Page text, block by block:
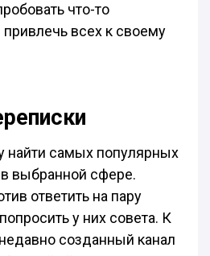
что-то
всех к своему
найти самых популярных
выбранной сфере.
ответить на пару
у них совета. К
созданный канал